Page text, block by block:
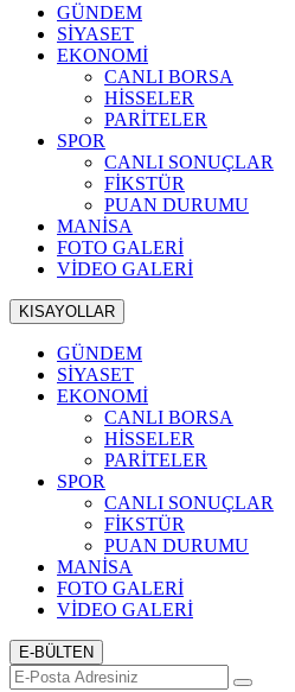
GÜNDEM
SİYASET
EKONOMİ
CANLI BORSA
HİSSELER
PARİTELER
SPOR
CANLI SONUÇLAR
FİKSTÜR
PUAN DURUMU
MANİSA
FOTO GALERİ
VİDEO GALERİ
KISAYOLLAR
GÜNDEM
SİYASET
EKONOMİ
CANLI BORSA
HİSSELER
PARİTELER
SPOR
CANLI SONUÇLAR
FİKSTÜR
PUAN DURUMU
MANİSA
FOTO GALERİ
VİDEO GALERİ
E-BÜLTEN